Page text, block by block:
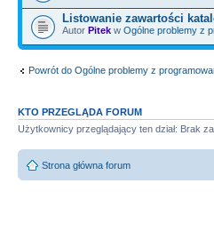
Listowanie zawartości
Autor Pitek w Ogólne problemy z
Powrót do Ogólne problemy z
KTO PRZEGLĄDA FORUM
Użytkownicy przeglądający ten dział: Brak
Strona główna forum